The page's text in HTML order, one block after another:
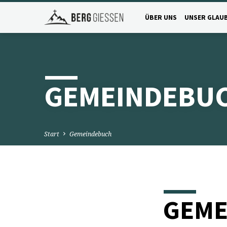
ÜBER UNS UNSER
Start Gemeindebuch